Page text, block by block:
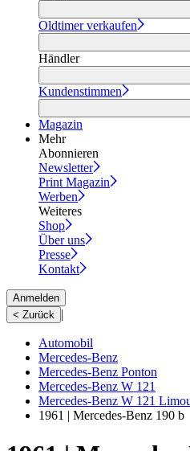
Oldtimer verkaufen
Händler
Kundenstimmen
Magazin
Mehr
Abonnieren
Newsletter
Print Magazin
Werben
Weiteres
Shop
Über uns
Presse
Kontakt
Anmelden
< Zurück
|
Automobil
Mercedes-Benz
Mercedes-Benz Ponton
Mercedes-Benz W 121
Mercedes-Benz W 121
1961 | Mercedes-Benz 190 b